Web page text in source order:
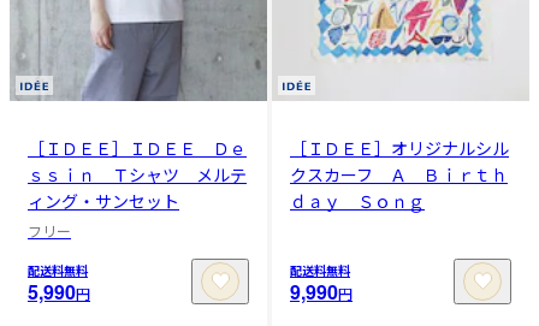
［ＩＤＥＥ］ＩＤＥＥ Ｄｅ
ｓｓｉｎ Ｔシャツ メルテ
ィング・サンセット
フリー
配送料無料
5,990円
［ＩＤＥＥ］オリジナルシル
クスカーフ Ａ Ｂｉｒｔｈ
ｄａｙ Ｓｏｎｇ
配送料無料
9,990円